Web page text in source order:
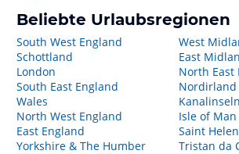
Beliebte Urlaubsregionen
South West England
Schottland
London
South East England
Wales
North West England
East England
Yorkshire & The Humber
West
East
North East
Nordirland
Kanalinseln
Isle of Man
Saint
Tristan da